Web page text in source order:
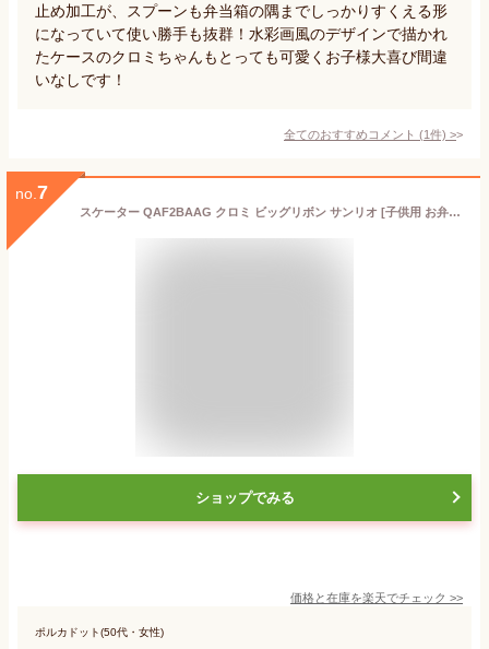
止め加工が、スプーンも弁当箱の隅までしっかりすくえる形
になっていて使い勝手も抜群！水彩画風のデザインで描かれ
たケースのクロミちゃんもとっても可愛くお子様大喜び間違
いなしです！
全てのおすすめコメント (1件) >
no. 7
スケーター QAF2BAAG クロミ ビッグリボン サンリオ [子供用 お弁当箱 1段 (360ml 中子付き(おかず容器) ふわっと盛れるドーム型 抗菌加工)]
ショップでみる
価格と在庫を楽天でチェック >>
ポルカドット(50代・女性)